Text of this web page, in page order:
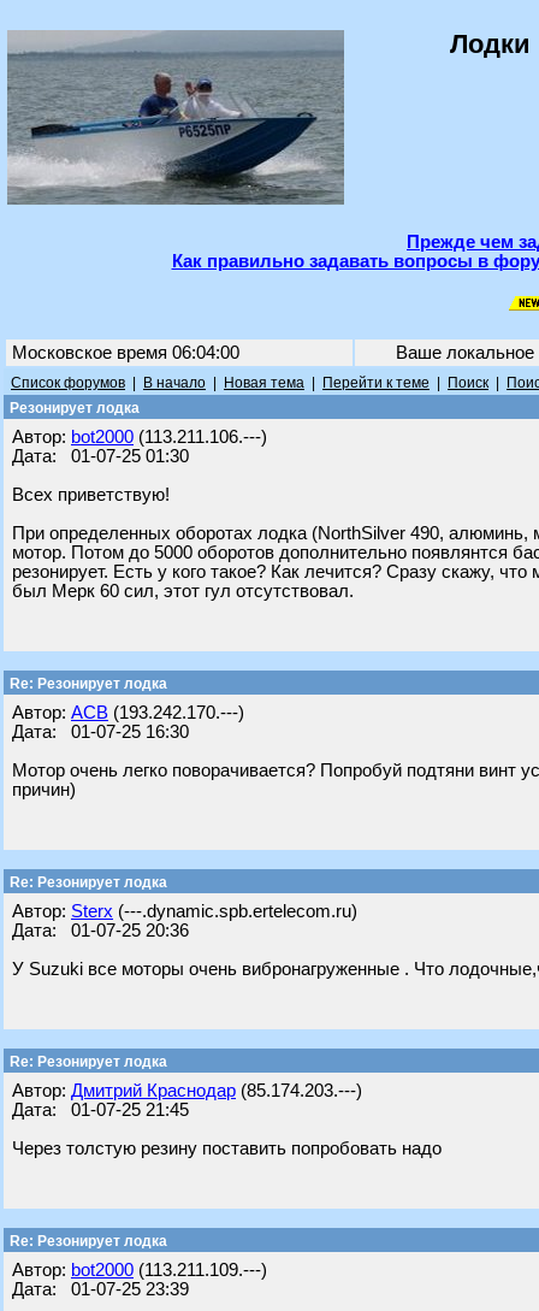
Лодки
Прежде чем
Как правильно задавать вопросы в
Московское время 06:04:00 Ваше
Список форумов В начало Новая тема Перейти к теме Поиск
Резонирует лодка
Автор: bot2000 (113.211.106.---)
Дата: 01-07-25 01:30
Всех приветствую!
При определенных оборотах лодка (NorthSilver 490,
мотор. Потом до 5000 оборотов дополнительно появлянтся
резонирует. Есть у кого такое? Как лечится? Сразу скажу,
был Мерк 60 сил, этот гул отсутствовал.
Re: Резонирует лодка
Автор: АСВ (193.242.170.---)
Дата: 01-07-25 16:30
Мотор очень легко поворачивается? Попробуй подтяни винт
причин)
Re: Резонирует лодка
Автор: Sterx (---.dynamic.spb.ertelecom.ru)
Дата: 01-07-25 20:36
У Suzuki все моторы очень вибронагруженные . Что
Re: Резонирует лодка
Автор: Дмитрий Краснодар (85.174.203.---)
Дата: 01-07-25 21:45
Через толстую резину поставить попробовать надо
Re: Резонирует лодка
Автор: bot2000 (113.211.109.---)
Дата: 01-07-25 23:39